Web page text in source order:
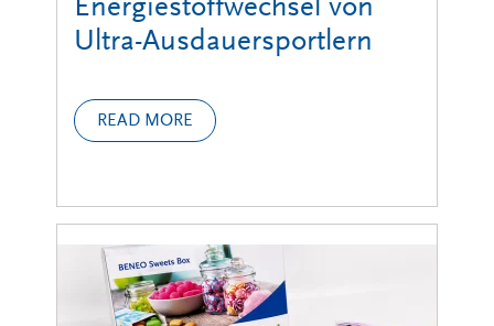
Ultra-Ausdauersportlern
READ MORE